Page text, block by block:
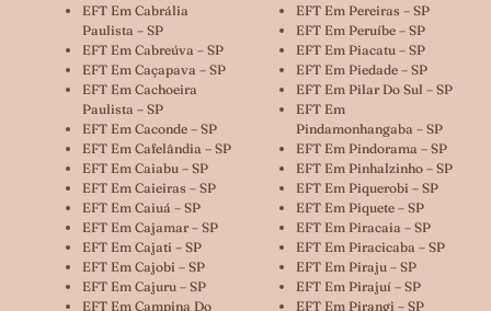
EFT Em Cabrália
Paulista – SP
EFT Em Cabreúva – SP
EFT Em Caçapava – SP
EFT Em Cachoeira
Paulista – SP
EFT Em Caconde – SP
EFT Em Cafelândia – SP
EFT Em Caiabu – SP
EFT Em Caieiras – SP
EFT Em Caiuá – SP
EFT Em Cajamar – SP
EFT Em Cajati – SP
EFT Em Cajobi – SP
EFT Em Cajuru – SP
EFT Em Campina Do
EFT Em Pereiras – SP
EFT Em Peruíbe – SP
EFT Em Piacatu – SP
EFT Em Piedade – SP
EFT Em Pilar Do Sul – SP
EFT Em
Pindamonhangaba – SP
EFT Em Pindorama – SP
EFT Em Pinhalzinho – SP
EFT Em Piquerobi – SP
EFT Em Piquete – SP
EFT Em Piracaia – SP
EFT Em Piracicaba – SP
EFT Em Piraju – SP
EFT Em Pirajuí – SP
EFT Em Pirangi – SP